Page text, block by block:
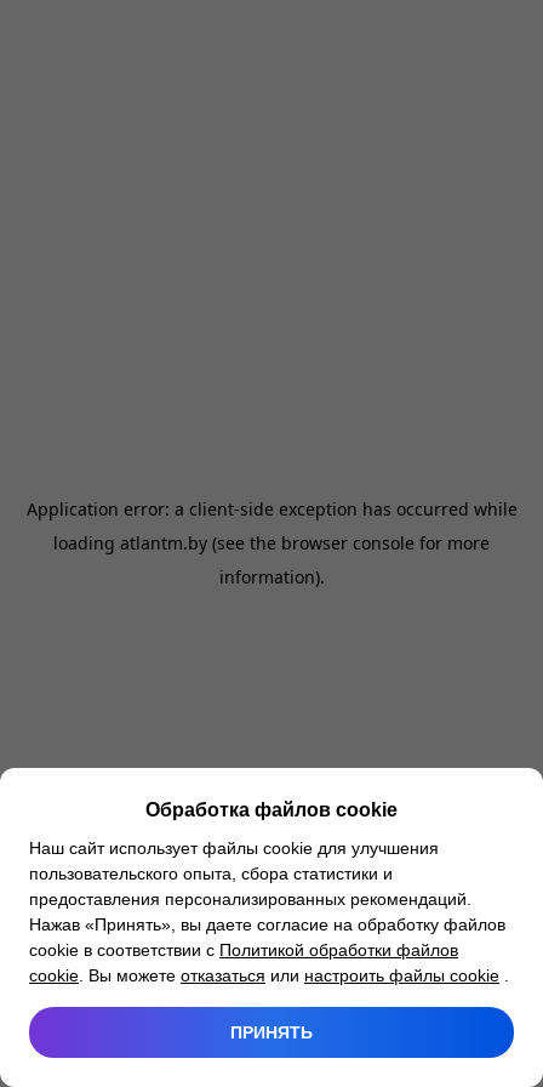
Application error: a client-side exception has occurred while
loading atlantm.by (see the browser console for more
information).
Обработка файлов cookie
Наш сайт использует файлы cookie для улучшения
пользовательского опыта, сбора статистики и
предоставления персонализированных рекомендаций.
Нажав «Принять», вы даете согласие на обработку файлов
cookie в соответствии с Политикой обработки файлов
cookie . Вы можете отказаться или настроить файлы cookie
ПРИНЯТЬ